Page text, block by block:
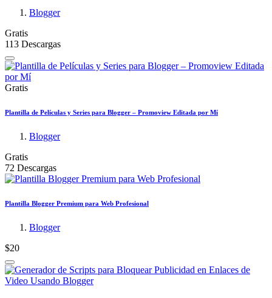
Blogger
Gratis
113 Descargas
Gratis
Plantilla de Películas y Series para Blogger – Promoview Editada por Mí
Blogger
Gratis
72 Descargas
Plantilla Blogger Premium para Web Profesional
Blogger
$20